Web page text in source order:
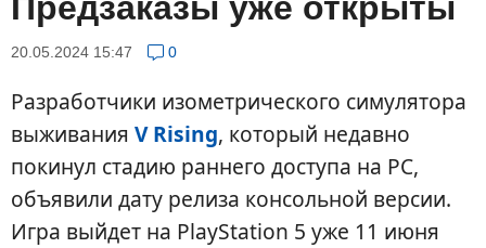
20.05.2024 15:47 0
Разработчики изометрического симулятора
выживания V Rising, который недавно
покинул стадию раннего доступа на PC,
объявили дату релиза консольной версии.
Игра выйдет на PlayStation 5 уже 11 июня